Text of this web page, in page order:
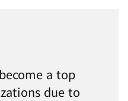
a top
due to